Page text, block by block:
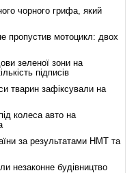
чорного грифа, який
пропустив мотоцикл: двох
зеленої зони на
підписів
тварин зафіксували на
колеса авто на
за результатами НМТ та
незаконне будівництво